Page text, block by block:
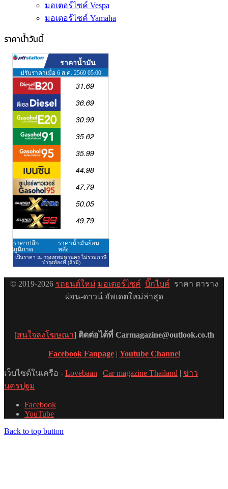
มอเตอร์ไซค์ Vespa
มอเตอร์ไซค์ Yamaha
ราคาน้ำวันนี้
© 2019-2026 รถยนต์ใหม่ มอเตอร์ไซค์ บิ๊กไบค์ ราคา ตาราง
ผ่อน-ดาวน์ อัพเดตใหม่ล่าสุด
[สนใจลงโฆษณา] ติดต่อได้ที่ Carmagazine@outlook.co.th
Facebook Fanpage| Youtube Channel
เว็บไซต์ในเครือ - Lovebaan | Car magazine Thailand | ข่าว
นครปฐม
Facebook
YouTube
Back to top button